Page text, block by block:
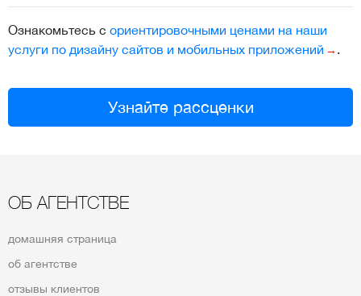
Ознакомьтесь с ориентировочными ценами на наши
услуги по дизайну сайтов и мобильных приложений
.
Узнайте рассценки
ОБ АГЕНТСТВЕ
домашняя страница
об агентстве
отзывы клиентов